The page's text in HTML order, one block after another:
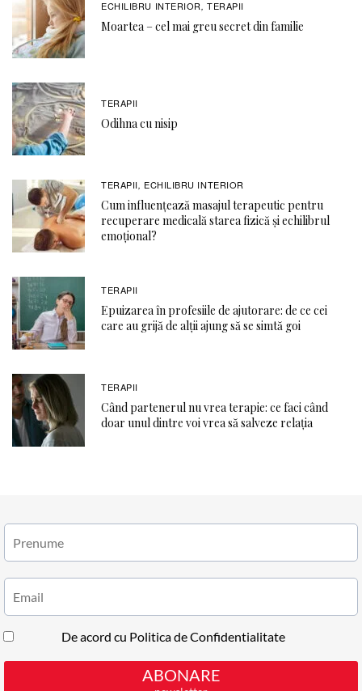
ECHILIBRU INTERIOR,TERAPII
Moartea – cel mai greu secret din familie
TERAPII
Odihna cu nisip
TERAPII, ECHILIBRU INTERIOR
Cum influențează masajul terapeutic pentru
recuperare medicală starea fizică și echilibrul
emoțional?
TERAPII
Epuizarea în profesiile de ajutorare: de ce cei
care au grijă de alții ajung să se simtă goi
TERAPII
Când partenerul nu vrea terapie: ce faci când
doar unul dintre voi vrea să salveze relația